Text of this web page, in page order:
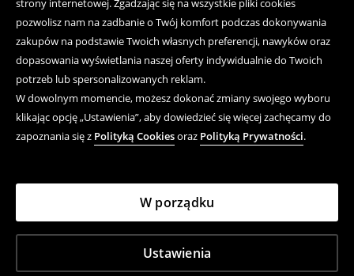
strony internetowej. Zgadzając się na wszystkie pliki cookies
pozwolisz nam na zadbanie o Twój komfort podczas dokonywania
zakupów na podstawie Twoich własnych preferencji, nawyków oraz
dopasowania wyświetlania naszej oferty indywidualnie do Twoich
potrzeb lub spersonalizowanych reklam.
W dowolnym momencie, możesz dokonać zmiany swojego wyboru
klikając opcję „Ustawienia”, aby dowiedzieć się więcej zachęcamy do
zapoznania się z Polityką Cookiesoraz Polityką Prywatności.
Ustawienia
W porządku
Aplikacja mobilna
Regulaminy
Kwestie Prawne
LPP S.A., ul. Łąkowa 39/44, 80‑769 Gdańsk, Polska,
zarejestrowana przez Sąd Rejonowy Gdańsk-Północ
w Gdańsku, KRS: 0000000778, kapitał
zakładowy 3.708.482 PLN (zapłacony w całości),
NIP: 583‑10‑14‑898, REGON: 190852164